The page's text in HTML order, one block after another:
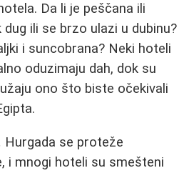
Da li je peščana ili
dug ili se brzo ulazi u dubinu?
i suncobrana? Neki hoteli
oduzimaju dah, dok su
ono što biste očekivali
Hurgada se proteže
i mnogi hoteli su smešteni